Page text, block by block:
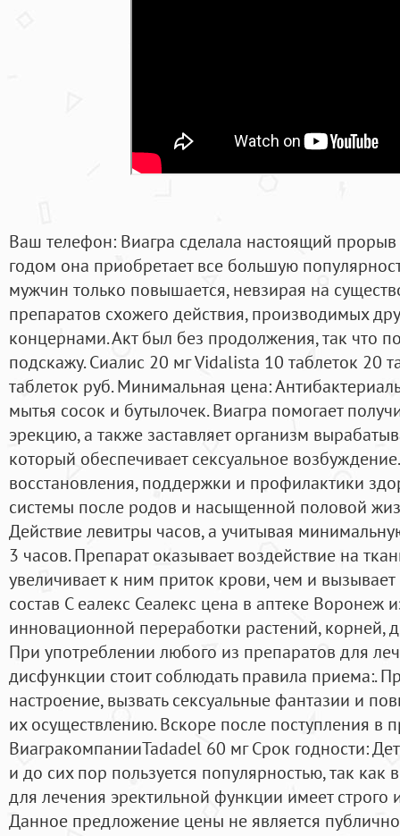
Ваш телефон: Виагра сделала настоящий
годом она приобретает все большую
мужчин только повышается, невзирая на
препаратов схожего действия, производимых
концернами. Акт был без продолжения, так что
подскажу. Сиалис 20 мг Vidalista 10 таблеток 20
таблеток руб. Минимальная цена:
мытья сосок и бутылочек. Виагра помогает
эрекцию, а также заставляет организм
который обеспечивает сексуальное
восстановления, поддержки и профилактики
системы после родов и насыщенной половой
Действие левитры часов, а учитывая
3 часов. Препарат оказывает воздействие на
увеличивает к ним приток крови, чем и
состав С еалекс Сеалекс цена в аптеке Воронеж
инновационной переработки растений, корней,
При употреблении любого из препаратов для
дисфункции стоит соблюдать правила приема:.
настроение, вызвать сексуальные фантазии и
их осуществлению. Вскоре после поступления в
ВиагракомпанииTadadel 60 мг Срок годности:
и до сих пор пользуется популярностью, так как
для лечения эректильной функции имеет строго
Данное предложение цены не является